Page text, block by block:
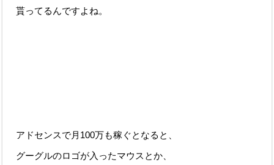
貰ってるんですよね。
アドセンスで月100万も稼ぐとなると、
グーグルのロゴが入ったマウスとか、